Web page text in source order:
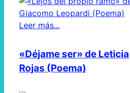
Leer más...
«Déjame ser» de Leticia
Rojas (Poema)